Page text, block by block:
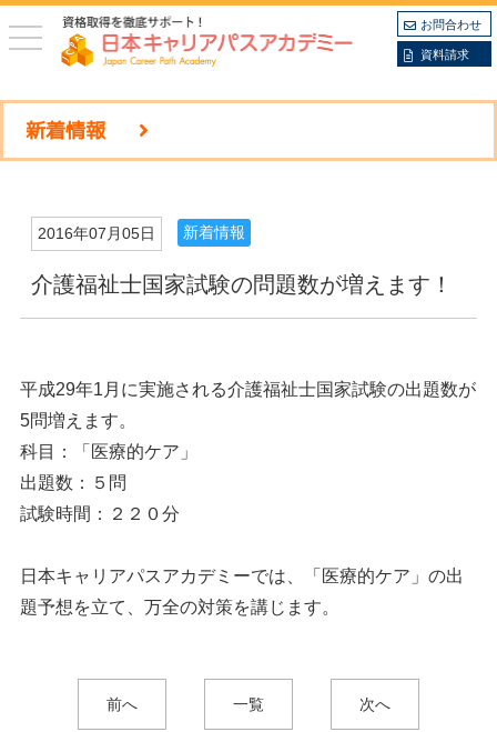
toggle
navigation
お問合わせ
資料請求
新着情報
2016年07月05日 新着情報
介護福祉士国家試験の問題数が増えます！
平成29年1月に実施される介護福祉士国家試験の出題数が
5問増えます。
科目：「医療的ケア」
出題数：５問
試験時間：２２０分
日本キャリアパスアカデミーでは、「医療的ケア」の出
題予想を立て、万全の対策を講じます。
前へ 一覧 次へ